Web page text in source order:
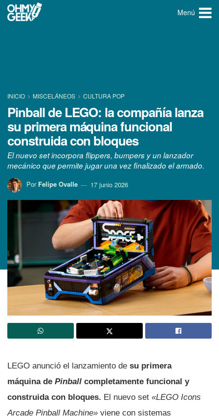
Menú
INICIO MISCELÁNEOS CULTURA POP
Pinball de LEGO: la compañía lanza
su primera máquina funcional
construida con bloques
El nuevo set incorpora flippers, bumpers y un lanzador
mecánico que permite jugar una vez finalizado el armado.
Por Felipe Ovalle 17 junio 2026
LEGO anunció el lanzamiento de su primera
máquina de Pinball completamente funcional y
construida con bloques. El nuevo set «LEGO Icons
Arcade Pinball Machine» viene con sistemas